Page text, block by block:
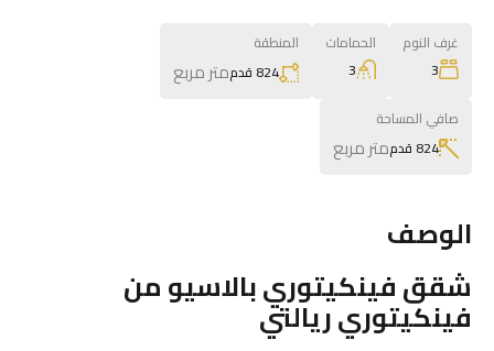
غرف النوم
3
الحمامات
3
المنطقة
824 قدم
متر مربع
صافي المساحة
824 قدم
متر مربع
الوصف
شقق فينكيتوري بالاسيو من
فينكيتوري ريالتي